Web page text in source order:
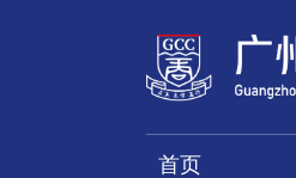
首页